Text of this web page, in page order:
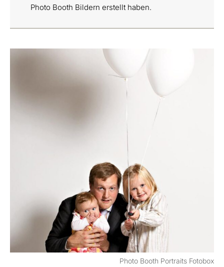
Photo Booth Bildern erstellt haben.
Photo Booth Portraits Fotobox